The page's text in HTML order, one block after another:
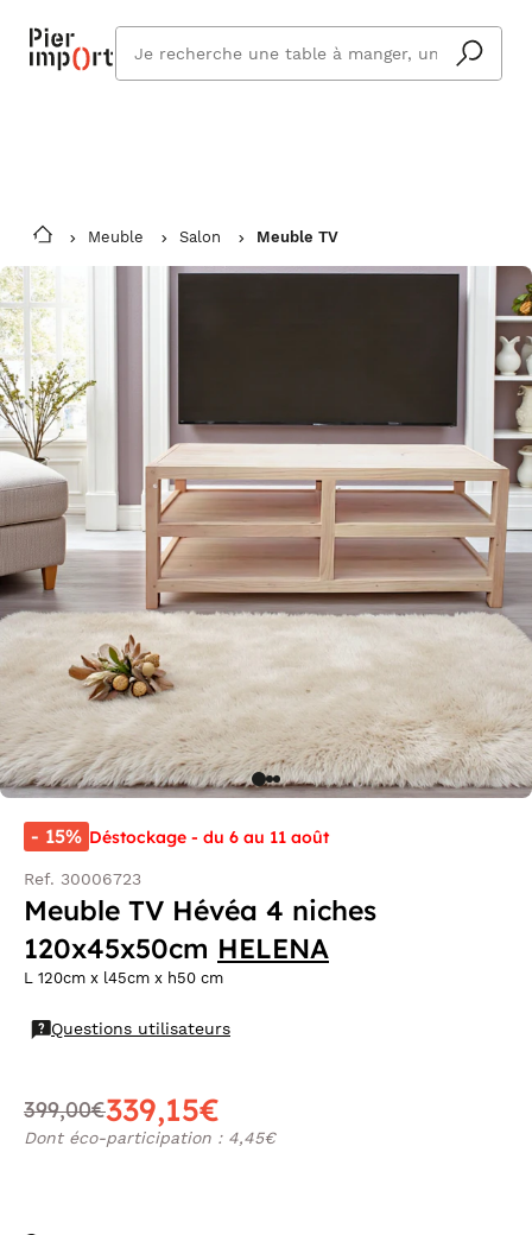
Vous êtes absent ? Pier Import s'adapte
et vous livre à votre retour.
En savoir plus
cherchez
vous ?
Meuble Salon Meuble TV
- 15% Déstockage - du 6 au 11 août
Ref. 30006723
Meuble TV Hévéa 4 niches
120x45x50cm HELENA
L 120cm x l45cm x h50 cm
Questions utilisateurs
399,00€339,15€
Dont éco-participation : 4,45€